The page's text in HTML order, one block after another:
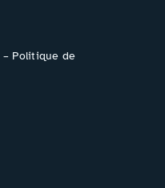
– Politique de